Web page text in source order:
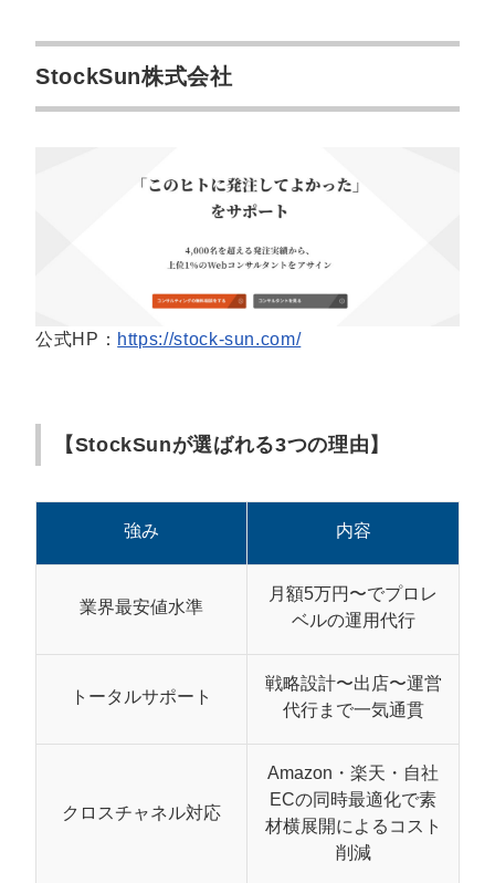
ポイント7：複数モール対応の可否
Q. Amazon運用代行の料金相場はどのくらいですか？
Q. 広告運用だけ依頼することは可能ですか？
Q. 成果が出るまでの期間はどのくらいですか？
Q. 小規模事業者でもAmazon運用代行へ依頼可能です
か？
を実現
会社カオスマップ【2026年版】
StockSun株式会社
公式HP： https://stock-sun.com/
【StockSunが選ばれる3つの理由】
強み 内容
業界最安値水準
月額5万円〜でプロレ
ベルの運用代行
トータルサポート
戦略設計〜出店〜運営
代行まで一気通貫
クロスチャネル対応
Amazon・楽天・自社
ECの同時最適化で素
材横展開によるコスト
削減